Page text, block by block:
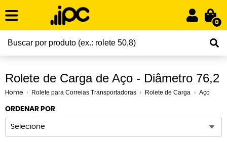
0
Rolete de Carga de Aço - Diâmetro 76,2
Home Rolete para Correias Transportadoras Rolete de Carga Aço
ORDENAR POR
Selecione